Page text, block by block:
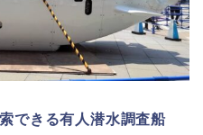
できる有人潜水調査船